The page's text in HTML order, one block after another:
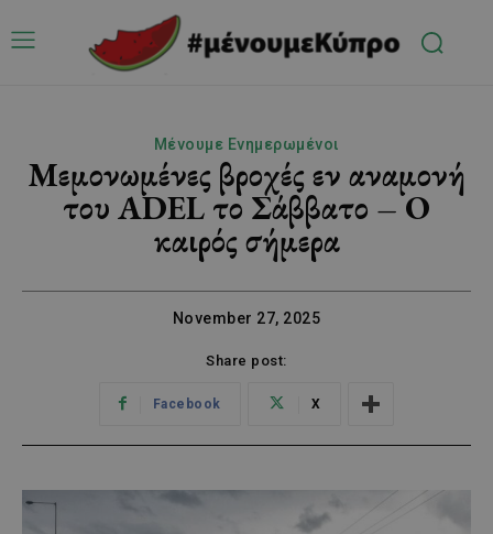
Μένουμε Ενημερωμένοι
Μεμονωμένες βροχές εν αναμονή
του ADEL το Σάββατο – Ο
καιρός σήμερα
November 27, 2025
Share post:
Facebook X